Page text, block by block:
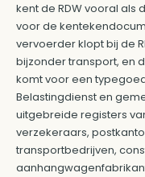
kent de RDW vooral als
voor de
vervoerder klopt bij de
bijzonder transport, en
komt voor een
Belastingdienst en
uitgebreide registers
verzekeraars,
transportbedrijven,